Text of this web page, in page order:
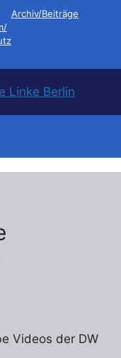
Archiv/Beiträge
Videos der DW